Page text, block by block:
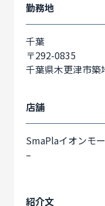
勤務地
千葉
〒292-0835
千葉県木更津市
店舗
SmaPlaイオンモ
–
紹介文